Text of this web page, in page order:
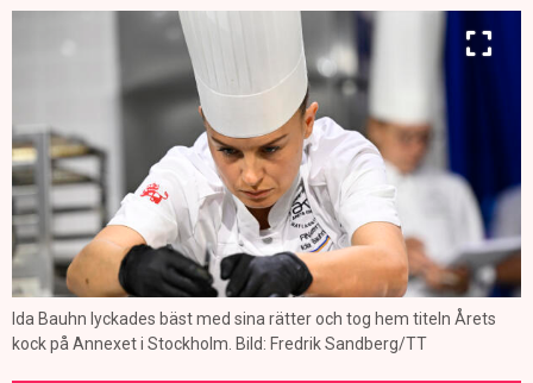
Ida Bauhn lyckades bäst med sina rätter och tog hem titeln Årets
kock på Annexet i Stockholm. Bild: Fredrik Sandberg/TT